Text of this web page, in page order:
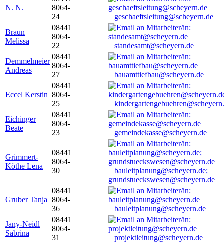
N. N.
8064-
24
geschaeftsleitung@scheyern.de
Braun
Melissa
08441
8064-
22
standesamt@scheyern.de
Demmelmeier
Andreas
08441
8064-
27
bauamttiefbau@scheyern.de
Eccel Kerstin
08441
8064-
25
Eichinger
Beate
08441
8064-
23
gemeindekasse@scheyern.de
Grimmert-
Köthe Lena
08441
8064-
30
bauleitplanung@scheyern.de;
grundstueckswesen@scheyern.de
Gruber Tanja
08441
8064-
36
bauleitplanung@scheyern.de
Jany-Neidl
Sabrina
08441
8064-
31
projektleitung@scheyern.de